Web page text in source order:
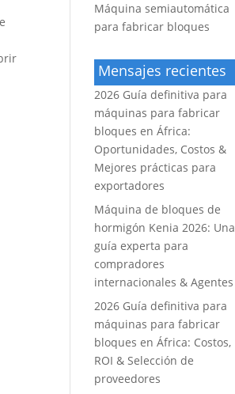
Máquina semiautomática
para fabricar bloques
Mensajes recientes
2026 Guía definitiva para
máquinas para fabricar
bloques en África:
Oportunidades, Costos &
Mejores prácticas para
exportadores
Máquina de bloques de
hormigón Kenia 2026: Una
guía experta para
compradores
internacionales & Agentes
2026 Guía definitiva para
máquinas para fabricar
bloques en África: Costos,
ROI & Selección de
proveedores